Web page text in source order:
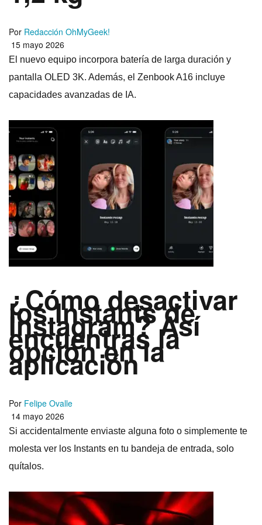
Por Redacción OhMyGeek!
15 mayo 2026
El nuevo equipo incorpora batería de larga duración y
pantalla OLED 3K. Además, el Zenbook A16 incluye
capacidades avanzadas de IA.
¿Cómo desactivar
los Instants de
Instagram? Así
encuentras la
opción en la
aplicación
Por Felipe Ovalle
14 mayo 2026
Si accidentalmente enviaste alguna foto o simplemente te
molesta ver los Instants en tu bandeja de entrada, solo
quítalos.